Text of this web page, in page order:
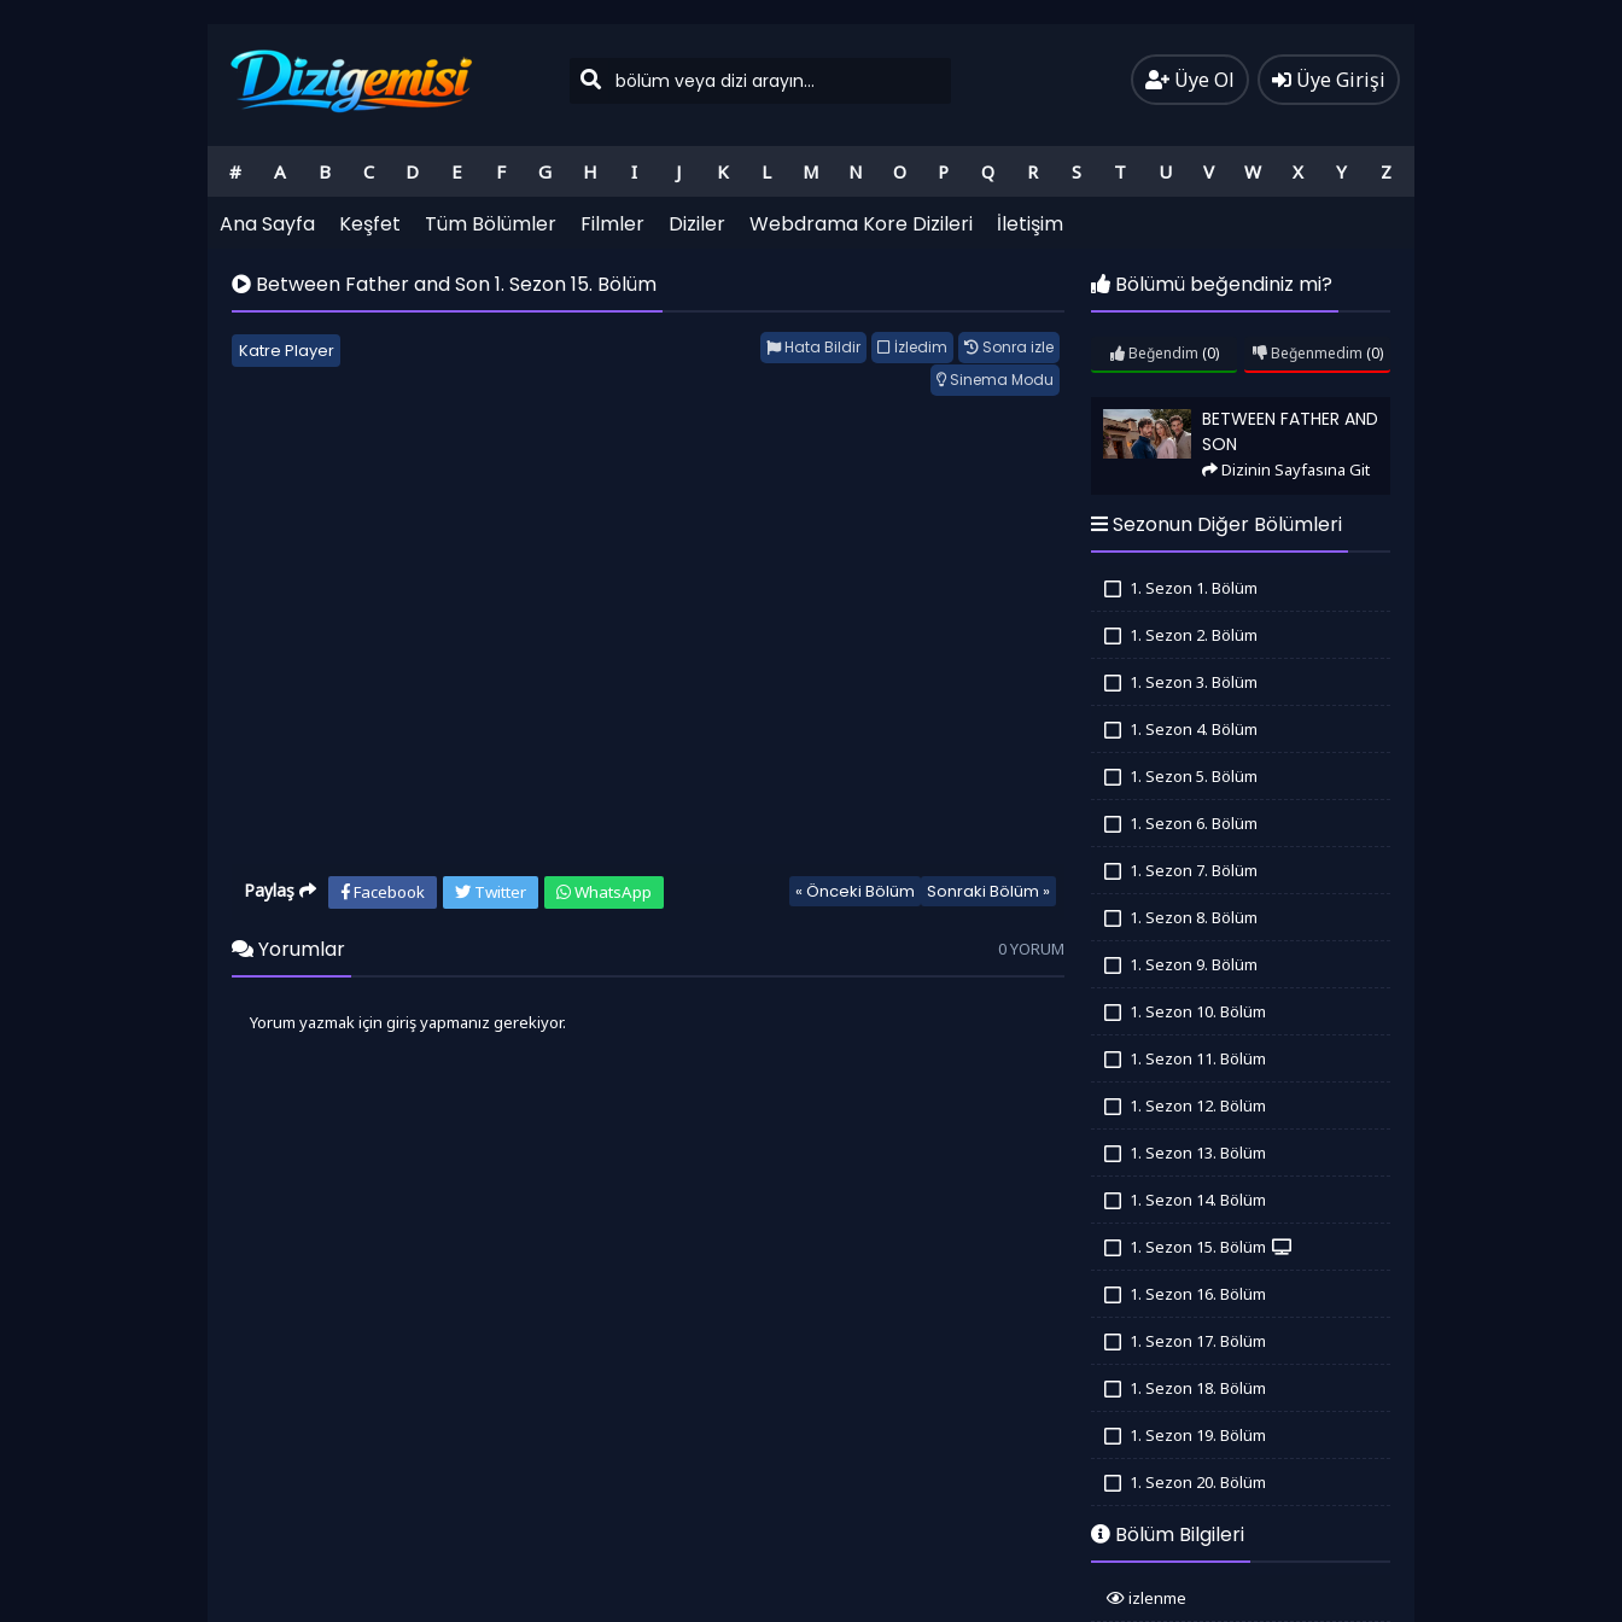
Üye Ol Üye Girişi
# A B C D E F G H I J K L M N O P Q R S T U V W X Y Z
Ana Sayfa Keşfet Tüm Bölümler Filmler Diziler Webdrama Kore Dizileri İletişim
Between Father and Son 1. Sezon 15. Bölüm
Katre Player Sonra izle
İzledim
Hata Bildir
Sinema Modu
Paylaş Facebook Twitter WhatsApp « Önceki Bölüm Sonraki Bölüm »
Bölümü beğendiniz mi?
Beğendim (0) Beğenmedim (0)
Between Father and SonBETWEEN FATHER AND
SON
Dizinin Sayfasına Git
Sezonun Diğer Bölümleri
1. Sezon 1. Bölüm
1. Sezon 2. Bölüm
1. Sezon 3. Bölüm
1. Sezon 4. Bölüm
1. Sezon 5. Bölüm
1. Sezon 6. Bölüm
1. Sezon 7. Bölüm
1. Sezon 8. Bölüm
1. Sezon 9. Bölüm
1. Sezon 10. Bölüm
1. Sezon 11. Bölüm
1. Sezon 12. Bölüm
1. Sezon 13. Bölüm
1. Sezon 14. Bölüm
1. Sezon 15. Bölüm
1. Sezon 16. Bölüm
1. Sezon 17. Bölüm
1. Sezon 18. Bölüm
1. Sezon 19. Bölüm
1. Sezon 20. Bölüm
Bölüm Bilgileri
izlenme
Yorumlar 0 YORUM
Yorum yazmak için giriş yapmanız gerekiyor.